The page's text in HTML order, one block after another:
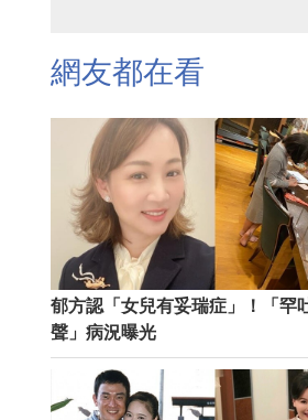
網友都在看
郁方認「女兒有妥瑞症」！「罕
聲」病況曝光